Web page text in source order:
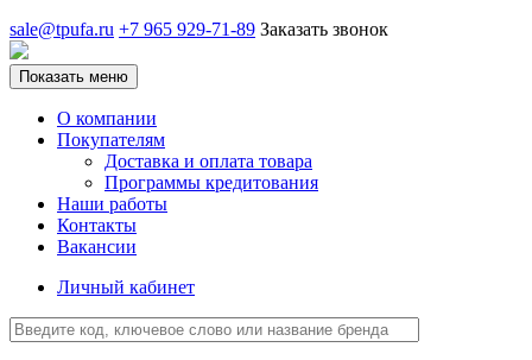
sale@tpufa.ru +7 965 929-71-89 Заказать звонок
Показать меню
О компании
Покупателям
Доставка и оплата товара
Программы кредитования
Наши работы
Контакты
Вакансии
Личный кабинет